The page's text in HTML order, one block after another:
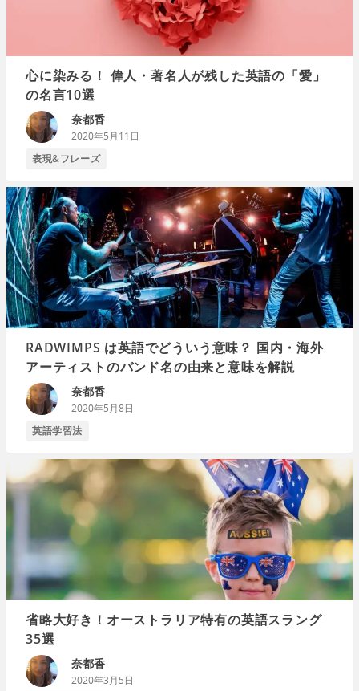
心に染みる！ 偉人・著名人が残した英語の「愛」
の名言10選
奈都香
2020年5月11日
表現&フレーズ
RADWIMPS は英語でどういう意味？ 国内・海外
アーティストのバンド名の由来と意味を解説
奈都香
2020年5月8日
英語学習法
省略大好き！オーストラリア特有の英語スラング
35選
奈都香
2020年3月5日